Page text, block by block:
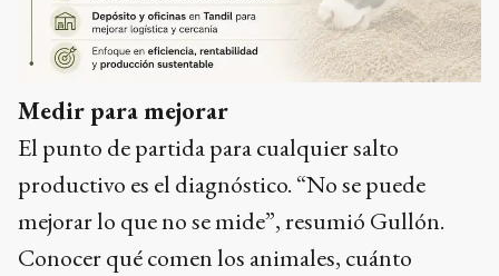
Medir para mejorar
El punto de partida para cualquier salto
productivo es el diagnóstico. “No se puede
mejorar lo que no se mide”, resumió Gullón.
Conocer qué comen los animales, cuánto